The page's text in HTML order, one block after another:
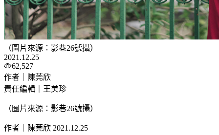
（圖片來源：影巷26號攝）
2021.12.25
62,527
作者｜陳莞欣
責任編輯｜王美珍
（圖片來源：影巷26號攝）
作者｜陳莞欣 2021.12.25